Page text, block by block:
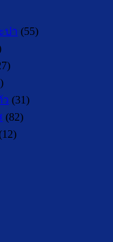
ปา (55)
ว (31)
(82)